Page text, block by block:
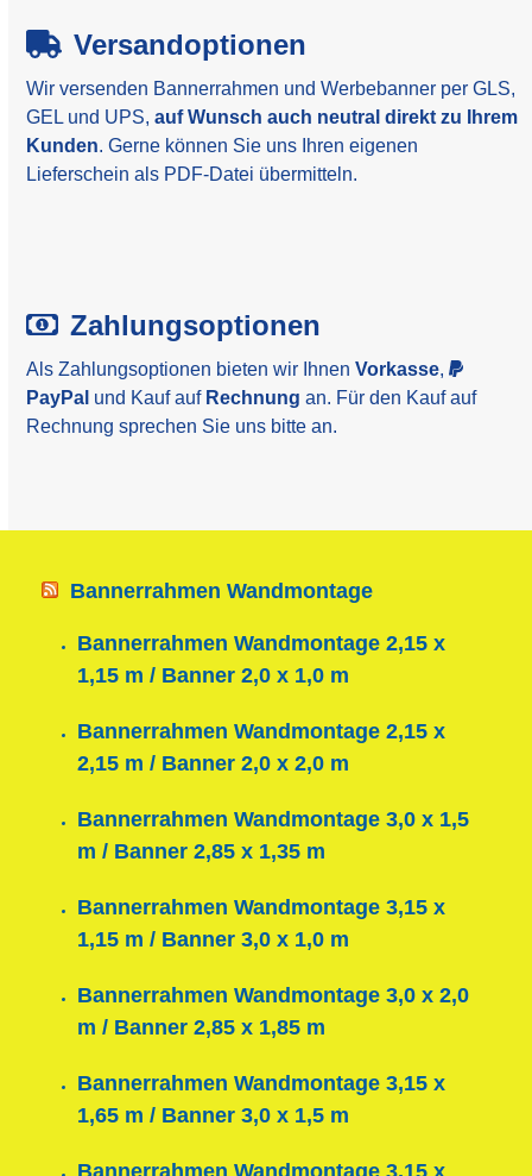
Versandoptionen
Wir versenden Bannerrahmen und Werbebanner per GLS,
GEL und UPS,auf Wunsch auch neutral direkt zu Ihrem
Kunden. Gerne können Sie uns Ihren eigenen
Lieferschein als PDF-Datei übermitteln.
Zahlungsoptionen
Als Zahlungsoptionen bieten wir IhnenVorkasse,
PayPal und Kauf auf Rechnung an. Für den Kauf auf
Rechnung sprechen Sie uns bitte an.
Bannerrahmen Wandmontage
Bannerrahmen Wandmontage 2,15 x
1,15 m / Banner 2,0 x 1,0 m
Bannerrahmen Wandmontage 2,15 x
2,15 m / Banner 2,0 x 2,0 m
Bannerrahmen Wandmontage 3,0 x 1,5
m / Banner 2,85 x 1,35 m
Bannerrahmen Wandmontage 3,15 x
1,15 m / Banner 3,0 x 1,0 m
Bannerrahmen Wandmontage 3,0 x 2,0
m / Banner 2,85 x 1,85 m
Bannerrahmen Wandmontage 3,15 x
1,65 m / Banner 3,0 x 1,5 m